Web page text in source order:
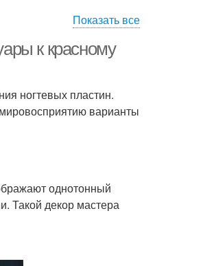
Показать все
к красному
ногтевых пластин.
варианты
однотонный
Такой декор мастера